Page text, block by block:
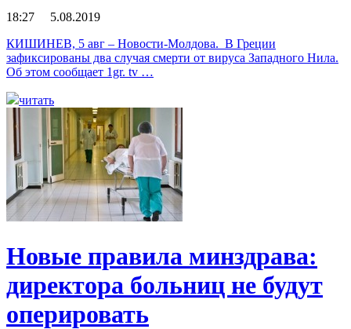
18:27 5.08.2019
КИШИНЕВ, 5 авг – Новости-Молдова. В Греции
зафиксированы два случая смерти от вируса Западного Нила.
Об этом сообщает 1gr. tv …
читать
Новые правила минздрава:
директора больниц не будут
оперировать